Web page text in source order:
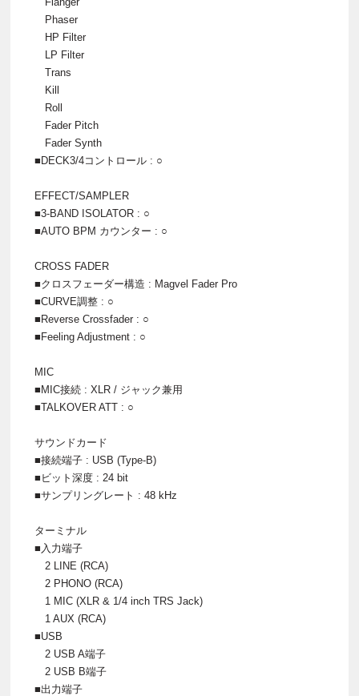
Phaser
HP Filter
LP Filter
Trans
Kill
Roll
Fader Pitch
Fader Synth
■DECK3/4コントロール : ○
EFFECT/SAMPLER
■3-BAND ISOLATOR : ○
■AUTO BPM カウンター : ○
CROSS FADER
■クロスフェーダー構造 : Magvel Fader Pro
■CURVE調整 : ○
■Reverse Crossfader : ○
■Feeling Adjustment : ○
MIC
■MIC接続 : XLR / ジャック兼用
■TALKOVER ATT : ○
サウンドカード
■接続端子 : USB (Type-B)
■ビット深度 : 24 bit
■サンプリングレート : 48 kHz
ターミナル
■入力端子
2 LINE (RCA)
2 PHONO (RCA)
1 MIC (XLR & 1/4 inch TRS Jack)
1 AUX (RCA)
■USB
2 USB A端子
2 USB B端子
■出力端子